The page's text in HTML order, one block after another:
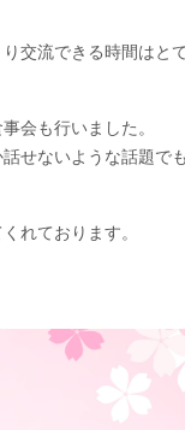
交流できる時間はと
会も行いました。
せないような話題で
れております。